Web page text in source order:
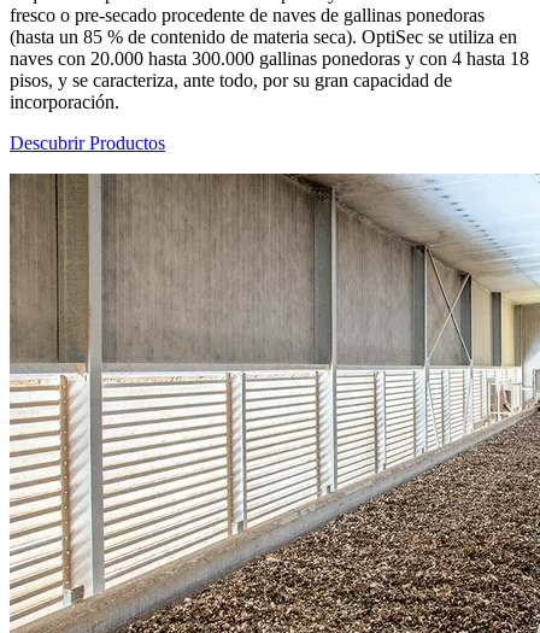
fresco o pre-secado procedente de naves de gallinas ponedoras
(hasta un 85 % de contenido de materia seca). OptiSec se utiliza en
naves con 20.000 hasta 300.000 gallinas ponedoras y con 4 hasta 18
pisos, y se caracteriza, ante todo, por su gran capacidad de
incorporación.
Descubrir Productos